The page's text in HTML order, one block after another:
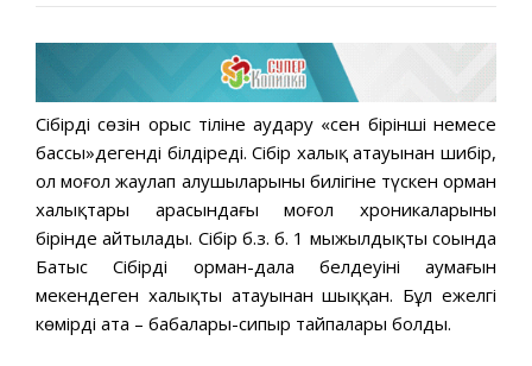
Сібірдің сөзін орыс тіліне аудару «сен бірінші немесе
бассың»дегенді білдіреді. Сібір халық атауынан шибір,
ол моңғол жаулап алушыларының билігіне түскен орман
халықтары арасындағы моңғол хроникаларының
бірінде айтылады. Сібір б.з. б. 1 мыңжылдықтың соңында
Батыс Сібірдің орман-дала белдеуінің аумағын
мекендеген халықтың атауынан шыққан. Бұл ежелгі
көмірдің ата – бабалары-сипыр тайпалары болды.